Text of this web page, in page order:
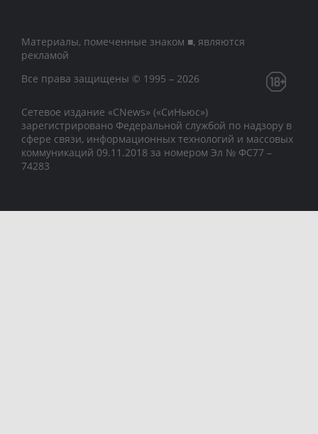
Материалы, помеченные знаком ■, являются
рекламой
Все права защищены © 1995 – 2026
Сетевое издание «CNews» («СиНьюс»)
зарегистрировано Федеральной службой по надзору в
сфере связи, информационных технологий и массовых
коммуникаций 09.11.2018 за номером Эл № ФС77 –
74283